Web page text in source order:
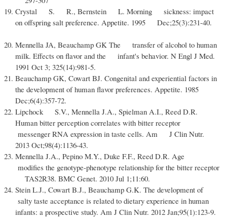
Crystal S. R., Bernstein L. Morning sickness: impact
on offspring salt preference. Appetite. 1995 Dec;25(3):231-40.
Mennella JA, Beauchamp GK The transfer of alcohol to human
milk. Effects on flavor and the infant's behavior. N Engl J Med.
1991 Oct 3; 325(14):981-5.
Beauchamp GK, Cowart BJ. Congenital and experiential factors in
the development of human flavor preferences. Appetite. 1985
Dec;6(4):357-72.
Lipchock S.V., Mennella J.A., Spielman A.I., Reed D.R.
Human bitter perception correlates with bitter receptor
messenger RNA expression in taste cells. Am J Clin Nutr.
2013 Oct;98(4):1136-43.
Mennella J.A., Pepino M.Y., Duke F.F., Reed D.R. Age
modifies the genotype-phenotype relationship for the bitter receptor
TAS2R38. BMC Genet. 2010 Jul 1;11:60.
Stein L.J., Cowart B.J., Beauchamp G.K. The development of
salty taste acceptance is related to dietary experience in human
infants: a prospective study. Am J Clin Nutr. 2012 Jan;95(1):123-9.